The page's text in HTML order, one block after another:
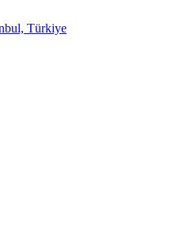
Türkiye